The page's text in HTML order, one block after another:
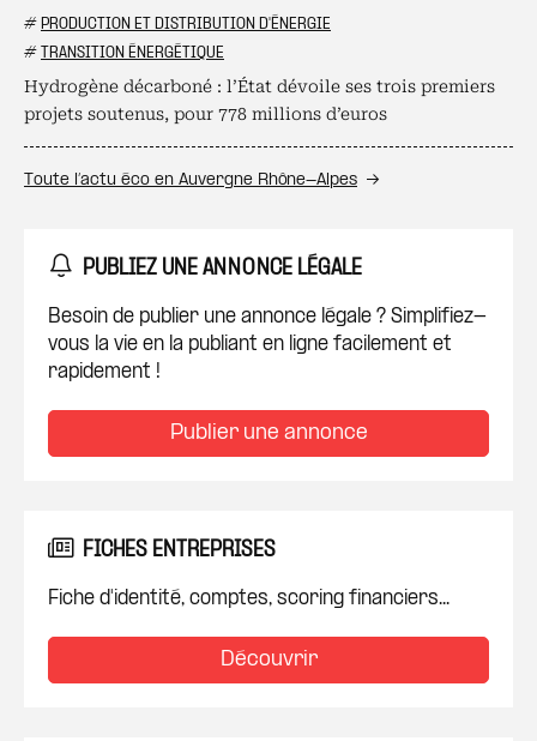
# PRODUCTION ET DISTRIBUTION D'ÉNERGIE
# TRANSITION ÉNERGÉTIQUE
Hydrogène décarboné : l’État dévoile ses trois premiers
projets soutenus, pour 778 millions d’euros
Toute l’actu éco en Auvergne Rhône-Alpes
PUBLIEZ UNE ANNONCE LÉGALE
Besoin de publier une annonce légale ? Simplifiez-
vous la vie en la publiant en ligne facilement et
rapidement !
Publier une annonce
FICHES ENTREPRISES
Fiche d'identité, comptes, scoring financiers...
Découvrir